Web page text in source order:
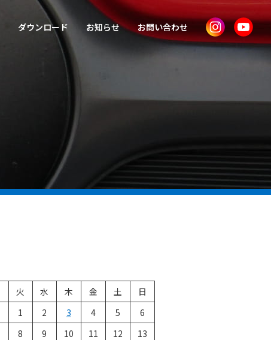
ダウンロード お知らせ お問い合わせ
火 水 木 金 土
日
1
2 3 4 5
6
8 9 10 11 12
13